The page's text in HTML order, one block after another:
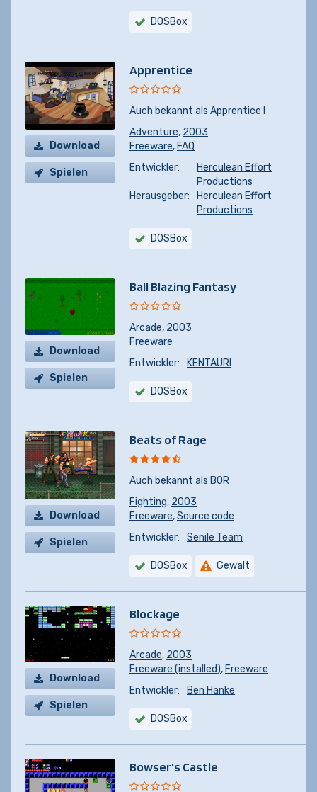
DOSBox
Download
Spielen
Apprentice
Auch bekannt als Apprentice I
Adventure, 2003
Freeware, FAQ
Entwickler:
Herculean Effort
Productions
Herausgeber:
Herculean Effort
Productions
DOSBox
Download
Spielen
Ball Blazing Fantasy
Arcade, 2003
Freeware
Entwickler:
KENTAURI
DOSBox
Download
Spielen
Beats of Rage
Auch bekannt als BOR
Fighting, 2003
Freeware,Source code
Entwickler:
Senile Team
DOSBox Gewalt
Download
Spielen
Blockage
Arcade, 2003
Freeware (installed), Freeware
Entwickler:
Ben Hanke
DOSBox
Bowser's Castle